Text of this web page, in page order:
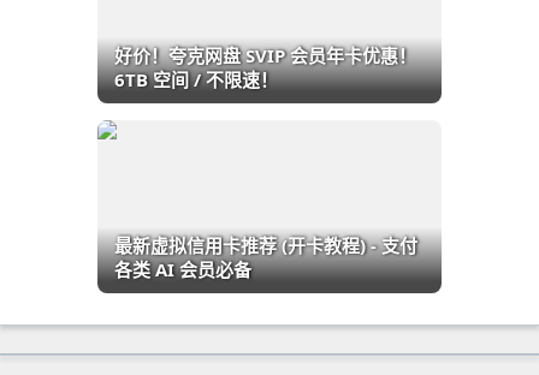
好价！夸克网盘 SVIP 会员年卡优惠！
6TB 空间 / 不限速！
最新虚拟信用卡推荐 (开卡教程) - 支付
各类 AI 会员必备